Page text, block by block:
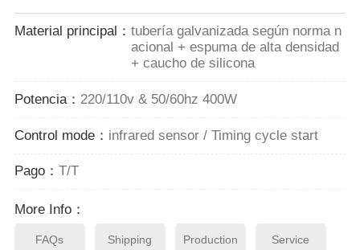
Material principal： tubería galvanizada según norma n
acional + espuma de alta densidad
+ caucho de silicona
Potencia： 220/110v & 50/60hz 400W
Control mode： infrared sensor / Timing cycle start
Pago： T/T
More Info：
FAQs Shipping Production Service